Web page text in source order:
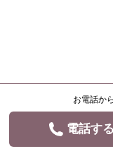
お電話か
電話する